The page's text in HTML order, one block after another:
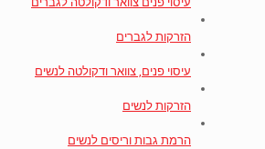
הזרקות לגברים
עיסוי פנים, צוואר ודקולטה לנשים
הזרקות לנשים
הרמת גבות וריסים לנשים